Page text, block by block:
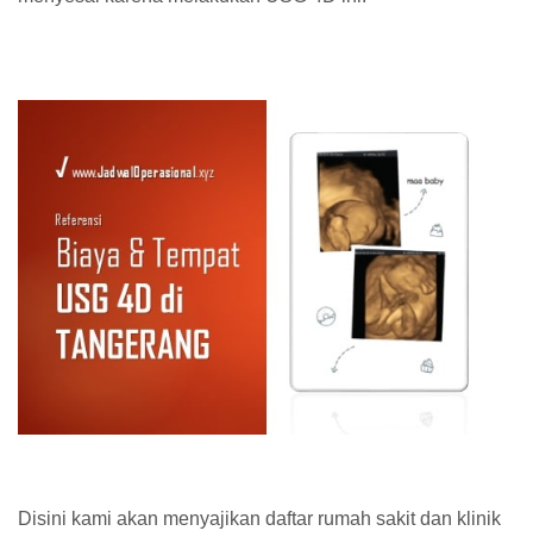
Disini kami akan menyajikan daftar rumah sakit dan klinik